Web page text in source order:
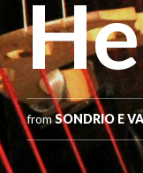
fromSONDRIO E